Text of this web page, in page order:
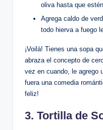
oliva hasta que
Agrega caldo de
todo hierva a fuego
¡Voilà! Tienes una sopa
abraza el concepto de
vez en cuando, le agrego
fuera una comedia
feliz!
3. Tortilla de